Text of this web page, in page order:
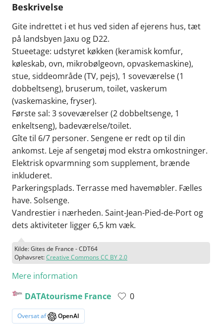
Beskrivelse
Gite indrettet i et hus ved siden af ejerens hus, tæt
på landsbyen Jaxu og D22.
Stueetage: udstyret køkken (keramisk komfur,
køleskab, ovn, mikrobølgeovn, opvaskemaskine),
stue, siddeområde (TV, pejs), 1 soveværelse (1
dobbeltseng), bruserum, toilet, vaskerum
(vaskemaskine, fryser).
Første sal: 3 soveværelser (2 dobbeltsenge, 1
enkeltseng), badeværelse/toilet.
Gîte til 6/7 personer. Sengene er redt op til din
ankomst. Leje af sengetøj mod ekstra omkostninger.
Elektrisk opvarmning som supplement, brænde
inkluderet.
Parkeringsplads. Terrasse med havemøbler. Fælles
have. Solsenge.
Vandrestier i nærheden. Saint-Jean-Pied-de-Port og
dets aktiviteter ligger 6,5 km væk.
Kilde: Gites de France - CDT64
Ophavsret:Creative Commons CC BY 2.0
Mere information
DATAtourisme France
0
Oversat af OpenAI